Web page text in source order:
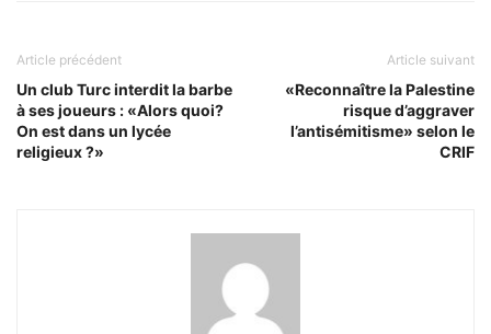
Article précédent
Un club Turc interdit la barbe
à ses joueurs : «Alors quoi?
On est dans un lycée
religieux ?»
Article suivant
«Reconnaître la Palestine
risque d’aggraver
l’antisémitisme» selon le
CRIF